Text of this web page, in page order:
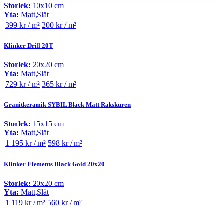
Storlek: 10x10 cm
Yta: Matt,Slät
399 kr / m² 200 kr / m²
Klinker Drill 20T
Storlek: 20x20 cm
Yta: Matt,Slät
729 kr / m² 365 kr / m²
Granitkeramik SYBIL Black Matt Rakskuren
Storlek: 15x15 cm
Yta: Matt,Slät
1 195 kr / m² 598 kr / m²
Klinker Elements Black Gold 20x20
Storlek: 20x20 cm
Yta: Matt,Slät
1 119 kr / m² 560 kr / m²